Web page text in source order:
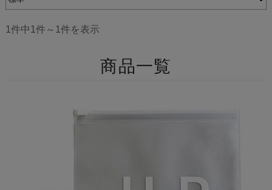
1件中1件～1件を表示
商品一覧